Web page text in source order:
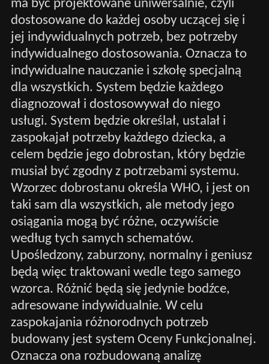
ma być projektowane uniwersalnie, czyli
dostosowane do każdej osoby uczącej się i
jej indywidualnych potrzeb, bez potrzeby
indywidualnego dostosowania. Oznacza to
indywidualne nauczanie i szkołę specjalną
dla wszystkich. System będzie każdego
diagnozował i dostosowywał do niego
usługi. System będzie określał, ustalał i
zaspokajał potrzeby każdego dziecka, a
celem będzie jego dobrostan, który będzie
musiał być zgodny z potrzebami systemu.
Wzorzec dobrostanu określa WHO, i jest on
taki sam dla wszystkich, ale metody jego
osiągania mogą być różne, oczywiście
według tych samych schematów.
Upośledzony, zaburzony, normalny i geniusz
będą więc traktowani wedle tego samego
wzorca. Różnić będą się jedynie bodźce,
adresowane indywidualnie. W celu
zaspokajania różnorodnych potrzeb
budowany jest system Oceny Funkcjonalnej.
Oznacza ona rozbudowaną analizę